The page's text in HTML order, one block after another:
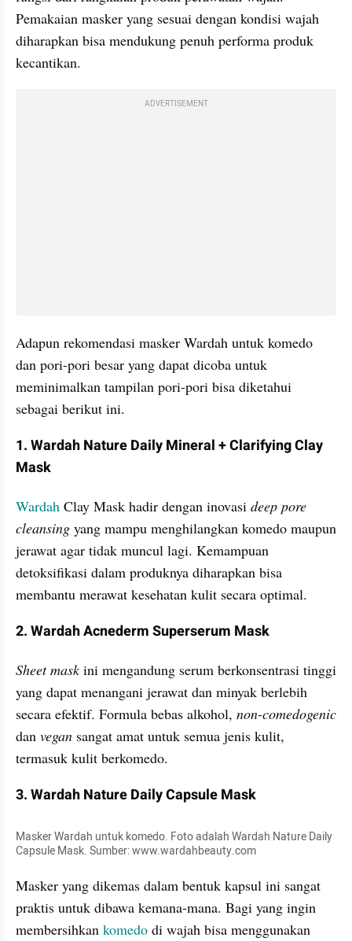
Pemakaian masker yang sesuai dengan kondisi wajah
diharapkan bisa mendukung penuh performa produk
kecantikan.
ADVERTISEMENT
Adapun rekomendasi masker Wardah untuk komedo
dan pori-pori besar yang dapat dicoba untuk
meminimalkan tampilan pori-pori bisa diketahui
sebagai berikut ini.
1. Wardah Nature Daily Mineral + Clarifying Clay
Mask
Wardah Clay Mask hadir dengan inovasi deep pore
cleansing yang mampu menghilangkan komedo maupun
jerawat agar tidak muncul lagi. Kemampuan
detoksifikasi dalam produknya diharapkan bisa
membantu merawat kesehatan kulit secara optimal.
2. Wardah Acnederm Superserum Mask
Sheet mask ini mengandung serum berkonsentrasi tinggi
yang dapat menangani jerawat dan minyak berlebih
secara efektif. Formula bebas alkohol,
dan vegan sangat amat untuk semua jenis kulit,
termasuk kulit berkomedo.
3. Wardah Nature Daily Capsule Mask
Masker Wardah untuk komedo. Foto adalah Wardah Nature Daily
Capsule Mask. Sumber: www.wardahbeauty.com
Masker yang dikemas dalam bentuk kapsul ini sangat
praktis untuk dibawa kemana-mana. Bagi yang ingin
membersihkan komedo di wajah bisa menggunakan